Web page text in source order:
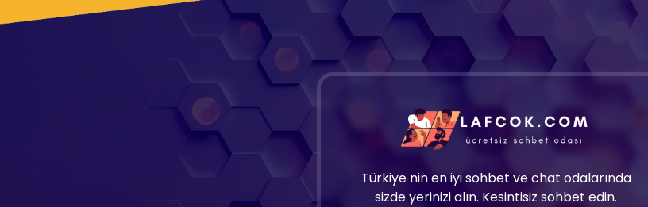
Türkiye nin en iyi sohbet ve chat odalarında
sizde yerinizi alın. Kesintisiz sohbet edin.